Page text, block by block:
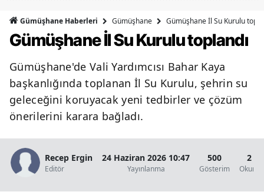
Bingöl
Bolu
Çanakkale
Gümüşhane Haberleri Gümüşhane Gümüşhane İl Su Kurulu
Gümüşhane İl Su Kurulu toplandı
Gümüşhane'de Vali Yardımcısı Bahar Kaya
başkanlığında toplanan İl Su Kurulu, şehrin su
geleceğini koruyacak yeni tedbirler ve çözüm
önerilerini karara bağladı.
Recep Ergin
Editör
24 Haziran 2026 10:47
Yayınlanma
500
Gösterim
2